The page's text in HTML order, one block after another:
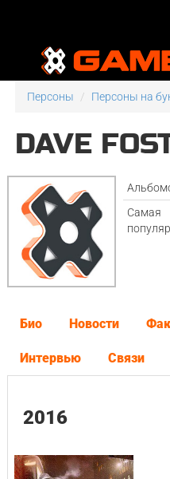
Персоны Персоны на
DAVE
Самая
Био Новости
Интервью Связи
2016